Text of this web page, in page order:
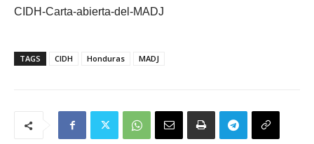
CIDH-Carta-abierta-del-MADJ
TAGS CIDH Honduras MADJ